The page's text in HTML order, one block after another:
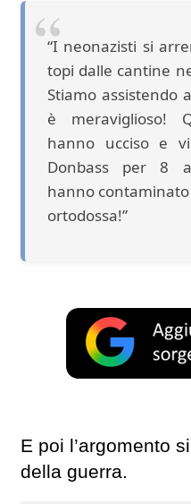
“I neonazisti si
topi dalle cantine
Stiamo assistendo
è meraviglioso!
hanno ucciso e
Donbass per 8
hanno
ortodossa!”
E poi l’argomento
della guerra.